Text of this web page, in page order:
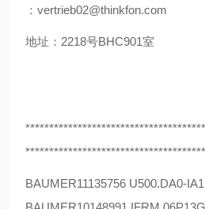
：vertrieb02@thinkfon.com
地址：2218号BHC901室
BAUMER11135756 U500.DA0-